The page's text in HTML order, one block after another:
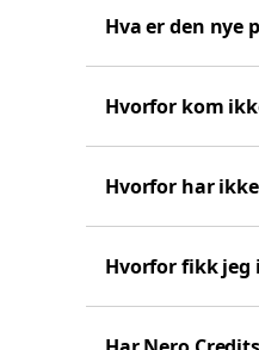
Hva er den nye
Hvorfor kom
Hvorfor har
Hvorfor fikk jeg